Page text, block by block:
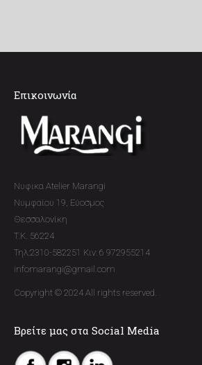
Επικοινωνία
Νυφικα Atelier Marangi
Νυμφαίου 19, Εύοσμος
Θεσσαλονίκη
T.K. 56224
Τηλ:2310-582251 Κιν: 6 972955214
infomarangi@gmail.com
Copyright © 2024 All rights reserved.
Βρείτε μας στα Social Media